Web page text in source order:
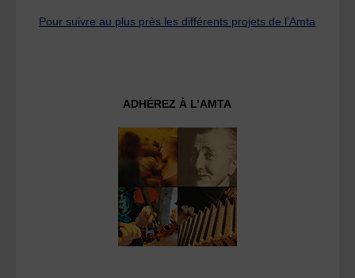
Pour suivre au plus près les différents projets de l’Amta
ADHÉREZ À L’AMTA